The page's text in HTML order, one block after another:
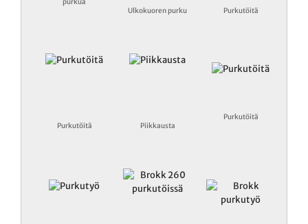
Ulkokuoren purku
Purkutöitä
Purkutöitä Piikkausta
Purkutöitä